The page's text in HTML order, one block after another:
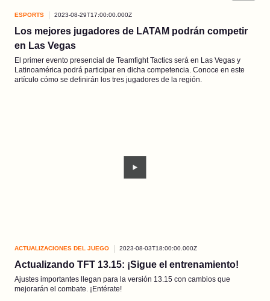
ESPORTS 2023-08-29T17:00:00.000Z
Los mejores jugadores de LATAM podrán competir
en Las Vegas
El primer evento presencial de Teamfight Tactics será en Las Vegas y
Latinoamérica podrá participar en dicha competencia. Conoce en este
artículo cómo se definirán los tres jugadores de la región.
ACTUALIZACIONES DEL JUEGO 2023-08-03T18:00:00.000Z
Actualizando TFT 13.15: ¡Sigue el entrenamiento!
Ajustes importantes llegan para la versión 13.15 con cambios que
mejorarán el combate. ¡Entérate!